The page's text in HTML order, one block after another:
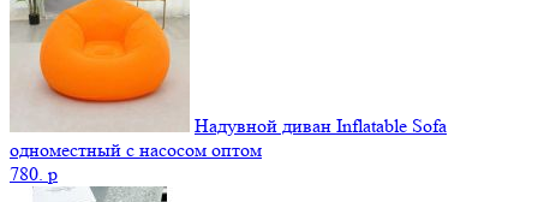
Надувной диван Inflatable Sofa
одноместный с насосом оптом
780. p